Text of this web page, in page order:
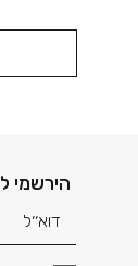
הירשמי
דוא׳׳ל